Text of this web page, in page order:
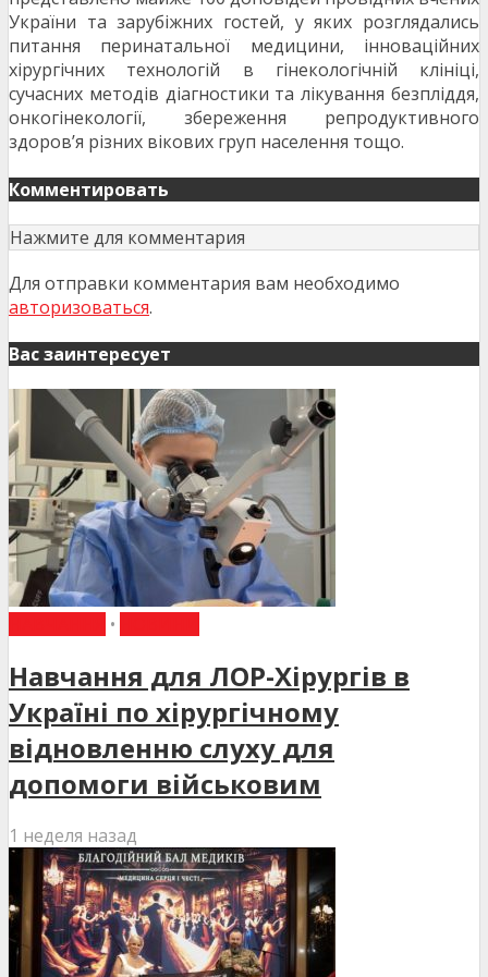
України та зарубіжних гостей, у яких розглядались
питання перинатальної медицини, інноваційних
хірургічних технологій в гінекологічній клініці,
сучасних методів діагностики та лікування безпліддя,
онкогінекології, збереження репродуктивного
здоров’я різних вікових груп населення тощо.
Комментировать
Нажмите для комментария
Для отправки комментария вам необходимо
авторизоваться.
Вас заинтересует
•
Навчання для ЛОР-Хірургів в
Україні по хірургічному
відновленню слуху для
допомоги військовим
1 неделя назад